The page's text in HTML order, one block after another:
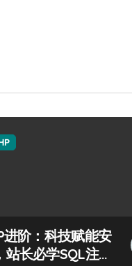
进阶：科技赋能安
站长必学SQL注入